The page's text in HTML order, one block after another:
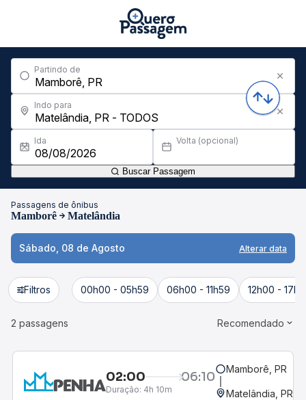
Partindo de
Indo para
Ida Volta (opcional)
Buscar Passagem
Passagens de ônibus
Mamborê Matelândia
Sábado, 08 de Agosto Alterar data
Filtros 00h00 - 05h59 06h00 - 11h59 12h00 -
2 passagens Recomendado
02:00 06:10
Duração: 4h 10m
Mamborê, PR
Matelândia, PR -